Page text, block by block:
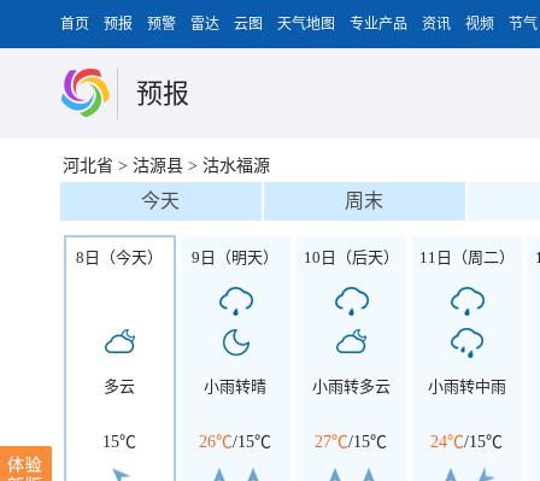
首页 预报 预警 雷达 云图 天气地图 专业产品 资讯 视频 节气
预报
河北省 > 沽源县 > 沽水福源
今天 周末
8日（今天）
多云
15℃
9日（明天）
小雨转晴
26℃/15℃
10日（后天）
小雨转多云
27℃/15℃
11日（周二）
小雨转中雨
24℃/15℃